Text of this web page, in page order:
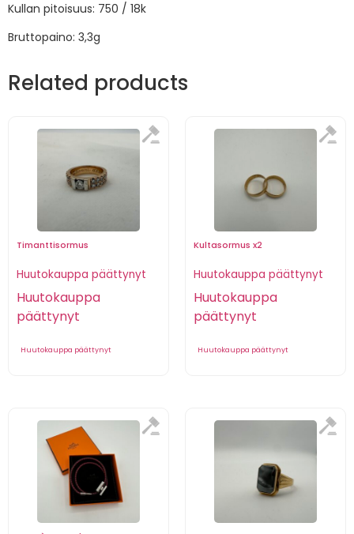
Kullan pitoisuus: 750 / 18k
Bruttopaino: 3,3g
Related products
Timanttisormus
Huutokauppa päättynyt
Huutokauppa
päättynyt
Huutokauppa päättynyt
Kultasormus x2
Huutokauppa päättynyt
Huutokauppa
päättynyt
Huutokauppa päättynyt